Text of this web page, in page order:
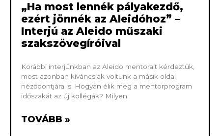
„Ha most lennék pályakezdő,
ezért jönnék az Aleidóhoz” –
Interjú az Aleido műszaki
szakszövegíróival
Korábbi interjúnkban az Aleido mentorait kérdeztük,
most azonban kíváncsiak voltunk a másik oldal
nézőpontjára is. Hogyan élik meg a mentorprogram
időszakát az új kollégák? Milyen
TOVÁBB »